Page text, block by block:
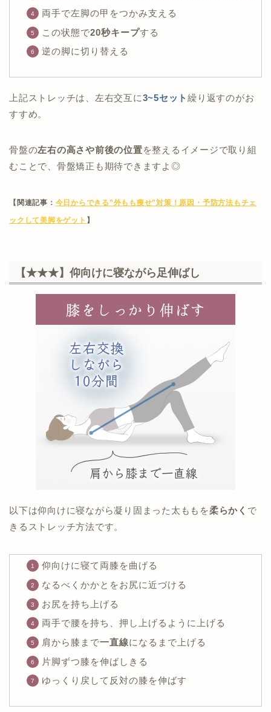
両手で左脚の甲をつかみ支える
この状態で20秒キープする
逆の脚に切り替える
上記ストレッチは、左右交互に3~5セット繰り返すのがお
すすめ。
骨盤の左右の高さや前後の位置を整えるイメージで取り組
むことで、骨盤矯正も期待できますよ◎
【関連記事： 今日からできる”外もも痩せ”対策！原因・予防方法もチェ
ックして美脚をゲット 】
【★★★】仰向けに寝ながら足伸ばし
以下は仰向けに寝ながら凝り固まった太ももを柔らかく で
きるストレッチ方法です。
仰向けに寝て両膝を曲げる
なるべくかかとをお尻に近づける
お尻を持ち上げる
両手で腰を持ち、押し上げるように上げる
肩から膝まで一直線になるまで上げる
片脚ずつ膝を伸ばしきる
ゆっくり戻して反対の膝を伸ばす